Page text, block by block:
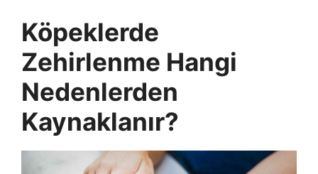
Köpeklerde
Zehirlenme Hangi
Nedenlerden
Kaynaklanır?